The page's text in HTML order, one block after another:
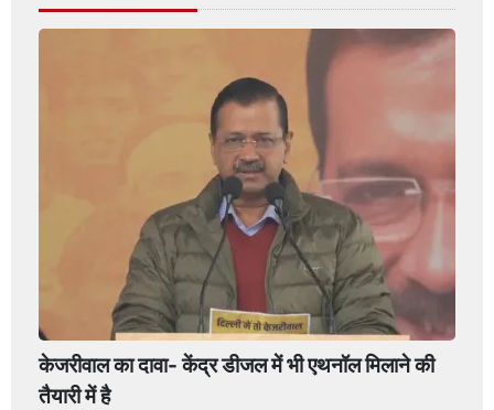
केजरीवाल का दावा- केंद्र डीजल में भी एथनॉल मिलाने की
तैयारी में है